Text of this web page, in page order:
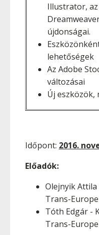
Illustrator,
újdonságai.
lehetőségek
Az Adobe
változásai
Új eszközök,
Időpont: 2016.
Előadók:
Olejnyik
Trans-
Tóth Edgár -
Trans-